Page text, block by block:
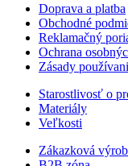
Doprava a platba
Obchodné
Reklamačný
Ochrana
Zásady
Starostlivosť o
Materiály
Veľkosti
Zákazková